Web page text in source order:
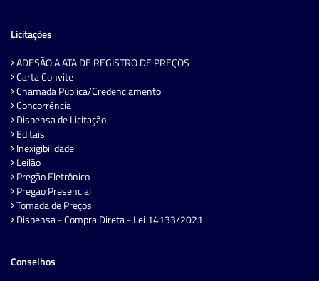
Licitações
ADESÃO A ATA DE REGISTRO DE PREÇOS
Carta Convite
Chamada Pública/Credenciamento
Concorrência
Dispensa de Licitação
Editais
Inexigibilidade
Leilão
Pregão Eletrônico
Pregão Presencial
Tomada de Preços
Dispensa - Compra Direta - Lei 14133/2021
Conselhos